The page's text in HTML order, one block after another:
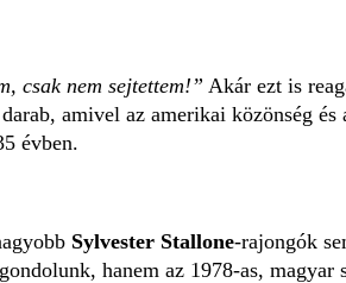
csak nem sejtettem!” Akár ezt is
amivel az amerikai közönség
évben.
Sylvester Stallone-rajongók
hanem az 1978-as, magyar